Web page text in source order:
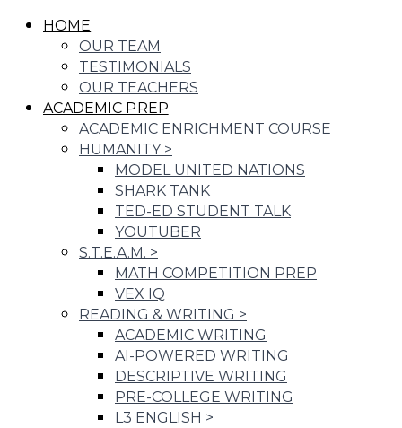
HOME
OUR TEAM
TESTIMONIALS
OUR TEACHERS
ACADEMIC PREP
ACADEMIC ENRICHMENT COURSE
HUMANITY >
MODEL UNITED NATIONS
SHARK TANK
TED-ED STUDENT TALK
YOUTUBER
S.T.E.A.M. >
MATH COMPETITION PREP
VEX IQ
READING & WRITING >
ACADEMIC WRITING
AI-POWERED WRITING
DESCRIPTIVE WRITING
PRE-COLLEGE WRITING
L3 ENGLISH >